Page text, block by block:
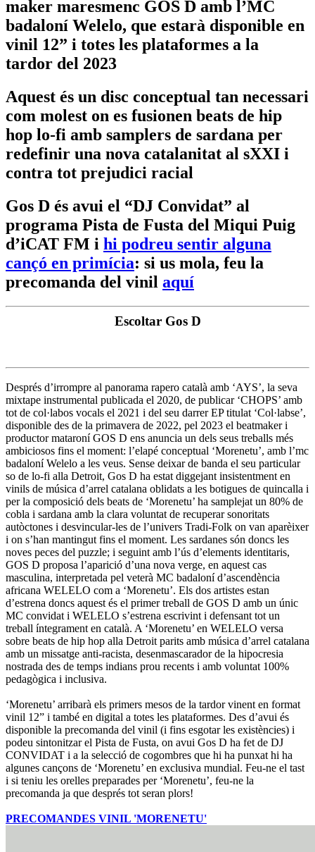
maker maresmenc GOS D amb l’MC
badaloní Welelo, que estarà disponible en
vinil 12” i totes les plataformes a la
tardor del 2023
Aquest és un disc conceptual tan necessari
com molest on es fusionen beats de hip
hop lo-fi amb samplers de sardana per
redefinir una nova catalanitat al sXXI i
contra tot prejudici racial
Gos D és avui el “DJ Convidat” al
programa Pista de Fusta del Miqui Puig
d’iCAT FM i hi podreu sentir alguna
cançó en primícia: si us mola, feu la
precomanda del vinil aquí
Escoltar Gos D
Després d’irrompre al panorama rapero català amb ‘AYS’, la seva
mixtape instrumental publicada el 2020, de publicar ‘CHOPS’ amb
tot de col·labos vocals el 2021 i del seu darrer EP titulat ‘Col·labse’,
disponible des de la primavera de 2022, pel 2023 el beatmaker i
productor mataroní GOS D ens anuncia un dels seus treballs més
ambiciosos fins el moment: l’elapé conceptual ‘Morenetu’, amb l’mc
badaloní Welelo a les veus. Sense deixar de banda el seu particular
so de lo-fi alla Detroit, Gos D ha estat diggejant insistentment en
vinils de música d’arrel catalana oblidats a les botigues de quincalla i
per la composició dels beats de ‘Morenetu’ ha samplejat un 80% de
cobla i sardana amb la clara voluntat de recuperar sonoritats
autòctones i desvincular-les de l’univers Tradi-Folk on van aparèixer
i on s’han mantingut fins el moment. Les sardanes són doncs les
noves peces del puzzle; i seguint amb l’ús d’elements identitaris,
GOS D proposa l’aparició d’una nova verge, en aquest cas
masculina, interpretada pel veterà MC badaloní d’ascendència
africana WELELO com a ‘Morenetu’. Els dos artistes estan
d’estrena doncs aquest és el primer treball de GOS D amb un únic
MC convidat i WELELO s’estrena escrivint i defensant tot un
treball íntegrament en català. A ‘Morenetu’ en WELELO versa
sobre beats de hip hop alla Detroit parits amb música d’arrel catalana
amb un missatge anti-racista, desenmascarador de la hipocresia
nostrada des de temps indians prou recents i amb voluntat 100%
pedagògica i inclusiva.
‘Morenetu’ arribarà els primers mesos de la tardor vinent en format
vinil 12” i també en digital a totes les plataformes. Des d’avui és
disponible la precomanda del vinil (i fins esgotar les existències) i
podeu sintonitzar el Pista de Fusta, on avui Gos D ha fet de DJ
CONVIDAT i a la selecció de cogombres que hi ha punxat hi ha
algunes cançons de ‘Morenetu’ en exclusiva mundial. Feu-ne el tast
i si teniu les orelles preparades per ‘Morenetu’, feu-ne la
precomanda ja que després tot seran plors!
PRECOMANDES VINIL 'MORENETU'